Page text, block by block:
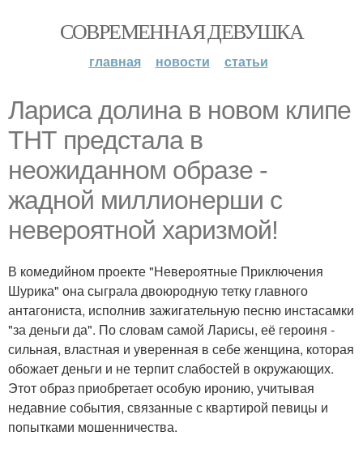
СОВРЕМЕННАЯ ДЕВУШКА
главная новости статьи
Лариса долина в новом клипе
ТНТ предстала в
неожиданном образе -
жадной миллионерши с
невероятной харизмой!
В комедийном проекте "Невероятные Приключения
Шурика" она сыграла двоюродную тетку главного
антагониста, исполнив зажигательную песню инстасамки
"за деньги да". По словам самой Ларисы, её героиня -
сильная, властная и уверенная в себе женщина, которая
обожает деньги и не терпит слабостей в окружающих.
Этот образ приобретает особую иронию, учитывая
недавние события, связанные с квартирой певицы и
попытками мошенничества.